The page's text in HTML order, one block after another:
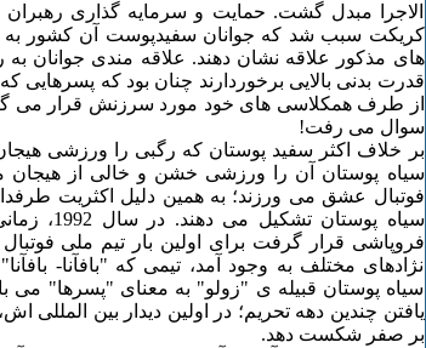
الاجرا مبدل گشت. حمایت و سرمایه گذاری
کریکت سبب شد که جوانان سفیدپوست آن کشور به
های مذکور علاقه نشان دهند. علاقه مندی جوانان
قدرت بدنی بالایی برخوردارند چنان بود که پسرهایی که
از طرف همکلاسی های خود مورد سرزنش قرار می
سوال می رفت!
بر خلاف اکثر سفید پوستان که رگبی را ورزشی
سیاه پوستان آن را ورزشی خشن و خالی از
فوتبال عشق می ورزند؛ به همین دلیل اکثریت
سیاه
فروپاشی قرار گرفت برای اولین بار تیم ملی فوتبال
نژادهای مختلف به وجود آمد، تیمی که "بافآنا-
سیاه پوستان قبیله ی "زولو" به معنای "پسرها" می
یافتن چندین دهه تحریم؛ در اولین دیدار بین المللی
بر صفر شکست دهد.